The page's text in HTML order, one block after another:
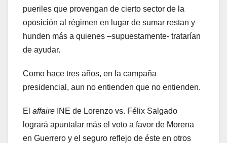
pueriles que provengan de cierto sector de la
oposición al régimen en lugar de sumar restan y
hunden más a quienes –supuestamente- tratarían
de ayudar.
Como hace tres años, en la campaña
presidencial, aun no entienden que no entienden.
El affaire INE de Lorenzo vs. Félix Salgado
logrará apuntalar más el voto a favor de Morena
en Guerrero y el seguro reflejo de éste en otros